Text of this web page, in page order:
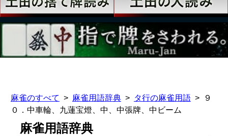
麻雀のすべて 麻雀用語辞典 タ行の麻雀用語
９
０．中車輪、九蓮宝燈、中、中張牌、中ビーム
麻雀用語辞典